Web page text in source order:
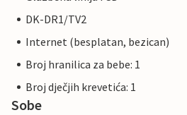
DK-DR1/TV2
Internet (besplatan, bezican)
Broj hranilica za bebe: 1
Broj dječjih krevetića: 1
Sobe